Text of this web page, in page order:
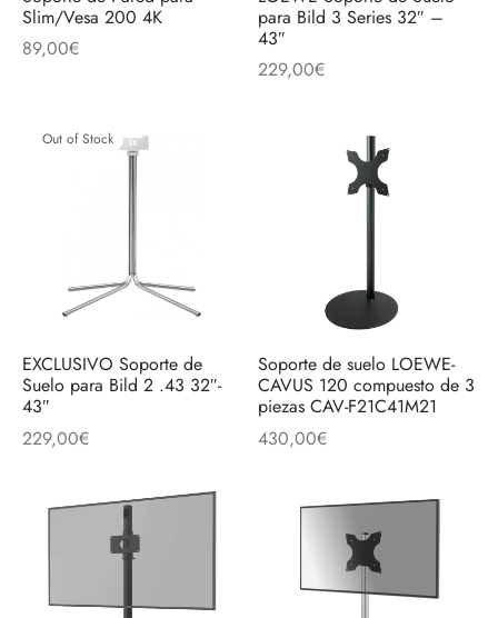
Slim/Vesa 200 4K
89,00€
para Bild 3 Series 32″ –
43″
229,00€
Out of Stock
EXCLUSIVO Soporte de
Suelo para Bild 2 .43 32″-
43″
229,00€
Soporte de suelo LOEWE-
CAVUS 120 compuesto de 3
piezas CAV-F21C41M21
430,00€
Equipos de Sonido
en Informática